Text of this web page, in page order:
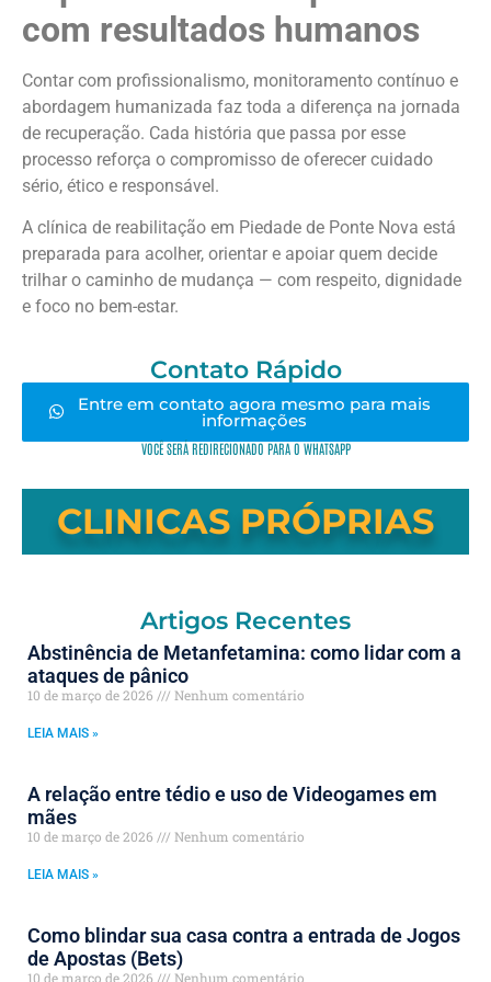
com resultados humanos
Contar com profissionalismo, monitoramento contínuo e
abordagem humanizada faz toda a diferença na jornada
de recuperação. Cada história que passa por esse
processo reforça o compromisso de oferecer cuidado
sério, ético e responsável.
A clínica de reabilitação em Piedade de Ponte Nova está
preparada para acolher, orientar e apoiar quem decide
trilhar o caminho de mudança — com respeito, dignidade
e foco no bem-estar.
Contato Rápido
Entre em contato agora mesmo para mais
informações
VOCÊ SERÁ REDIRECIONADO PARA O WHATSAPP
CLINICAS PRÓPRIAS
Artigos Recentes
Abstinência de Metanfetamina: como lidar com a
ataques de pânico
10 de março de 2026 Nenhum comentário
LEIA MAIS »
A relação entre tédio e uso de Videogames em
mães
10 de março de 2026 Nenhum comentário
LEIA MAIS »
Como blindar sua casa contra a entrada de Jogos
de Apostas (Bets)
10 de março de 2026 Nenhum comentário